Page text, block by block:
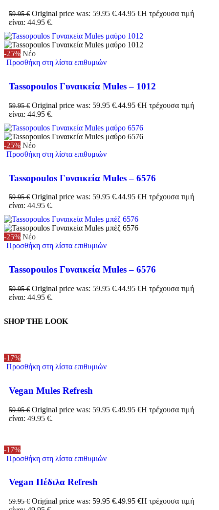
59.95€ Original price was: 59.95 €.44.95 €Η τρέχουσα τιμή
είναι: 44.95 €.
-25% Νέο
Προσθήκη στη λίστα επιθυμιών
Tassopoulos Γυναικεία Mules – 1012
59.95€ Original price was: 59.95 €.44.95 €Η τρέχουσα τιμή
είναι: 44.95 €.
-25% Νέο
Προσθήκη στη λίστα επιθυμιών
Tassopoulos Γυναικεία Mules – 6576
59.95€ Original price was: 59.95 €.44.95 €Η τρέχουσα τιμή
είναι: 44.95 €.
-25% Νέο
Προσθήκη στη λίστα επιθυμιών
Tassopoulos Γυναικεία Mules – 6576
59.95€ Original price was: 59.95 €.44.95 €Η τρέχουσα τιμή
είναι: 44.95 €.
SHOP THE LOOK
-17%
Προσθήκη στη λίστα επιθυμιών
Vegan Mules Refresh
59.95€ Original price was: 59.95 €.49.95 €Η τρέχουσα τιμή
είναι: 49.95 €.
-17%
Προσθήκη στη λίστα επιθυμιών
Vegan Πέδιλα Refresh
59.95€ Original price was: 59.95 €.49.95 €Η τρέχουσα τιμή